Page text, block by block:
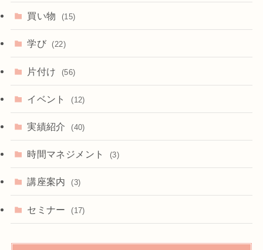
買い物 (15)
学び (22)
片付け (56)
イベント (12)
実績紹介 (40)
時間マネジメント (3)
講座案内 (3)
セミナー (17)